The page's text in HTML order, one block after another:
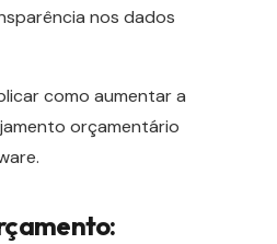
nos dados
como aumentar a
orçamentário